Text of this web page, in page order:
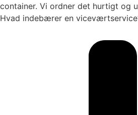
container. Vi ordner det hurtigt og
Hvad indebærer en